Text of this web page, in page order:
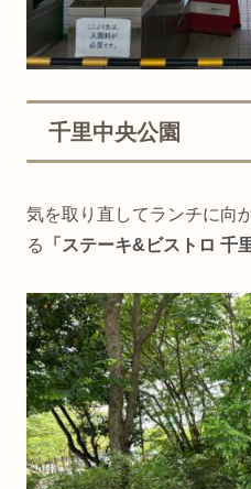
千里中央公園
気を取り直してランチに向
る
「ステーキ&ビストロ 千